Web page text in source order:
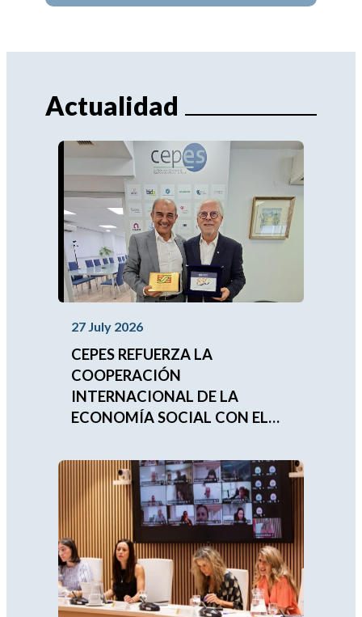
Actualidad
27 July 2026
CEPES REFUERZA LA
COOPERACIÓN
INTERNACIONAL DE LA
ECONOMÍA SOCIAL CON EL
UNIÓN MUNDIAL DE LAS
MUTUALIDADES